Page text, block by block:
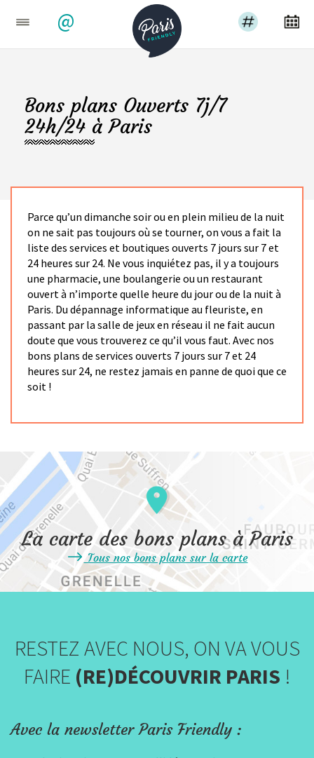
@
Bons plans Ouverts 7j/7
24h/24 à Paris
Parce qu’un dimanche soir ou en plein milieu de la nuit
on ne sait pas toujours où se tourner, on vous a fait la
liste des services et boutiques ouverts 7 jours sur 7 et
24 heures sur 24. Ne vous inquiétez pas, il y a toujours
une pharmacie, une boulangerie ou un restaurant
ouvert à n’importe quelle heure du jour ou de la nuit à
Paris. Du dépannage informatique au fleuriste, en
passant par la salle de jeux en réseau il ne fait aucun
doute que vous trouverez ce qu’il vous faut. Avec nos
bons plans de services ouverts 7 jours sur 7 et 24
heures sur 24, ne restez jamais en panne de quoi que ce
soit !
La carte des bons plans à Paris
Tous nos bons plans sur la carte
RESTEZ AVEC NOUS, ON VA VOUS
FAIRE (RE)DÉCOUVRIR PARIS !
Avec la newsletter Paris Friendly :